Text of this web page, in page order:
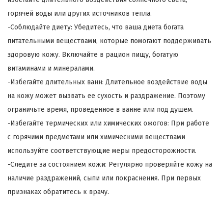
горячей воды или других источников тепла.
-Соблюдайте диету: Убедитесь, что ваша диета богата
питательными веществами, которые помогают поддерживать
здоровую кожу. Включайте в рацион пищу, богатую
витаминами и минералами.
-Избегайте длительных ванн: Длительное воздействие воды
на кожу может вызвать ее сухость и раздражение. Поэтому
ограничьте время, проведенное в ванне или под душем.
-Избегайте термических или химических ожогов: При работе
с горячими предметами или химическими веществами
используйте соответствующие меры предосторожности.
-Следите за состоянием кожи: Регулярно проверяйте кожу на
наличие раздражений, сыпи или покраснения. При первых
признаках обратитесь к врачу.